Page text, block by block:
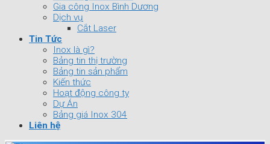
Gia công Inox Bình Dương
Dịch vụ
Cắt Laser
Tin Tức
Inox là gì?
Bảng tin thị trường
Bảng tin sản phẩm
Kiến thức
Hoạt động công ty
Dự Án
Bảng giá Inox 304
Liên hệ